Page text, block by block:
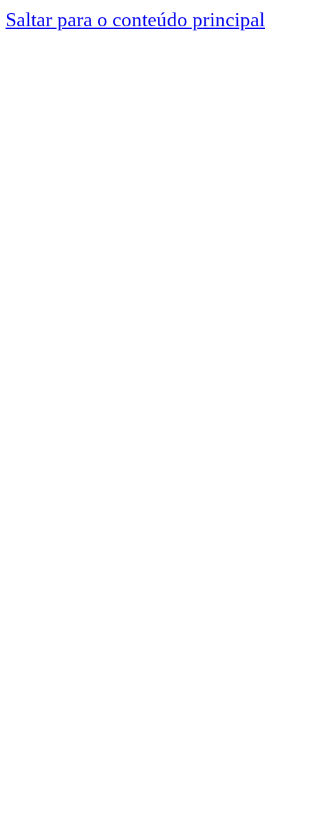
Saltar para o conteúdo principal